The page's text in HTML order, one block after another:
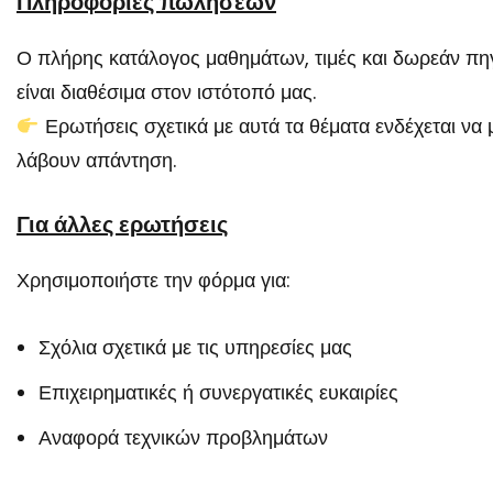
Ο πλήρης κατάλογος μαθημάτων, τιμές και δωρεάν
είναι διαθέσιμα στον ιστότοπό μας.
Ερωτήσεις σχετικά με αυτά τα θέματα ενδέχεται να
λάβουν απάντηση.
Για άλλες ερωτήσεις
Χρησιμοποιήστε την φόρμα για:
Σχόλια σχετικά με τις υπηρεσίες μας
Επιχειρηματικές ή συνεργατικές ευκαιρίες
Αναφορά τεχνικών προβλημάτων